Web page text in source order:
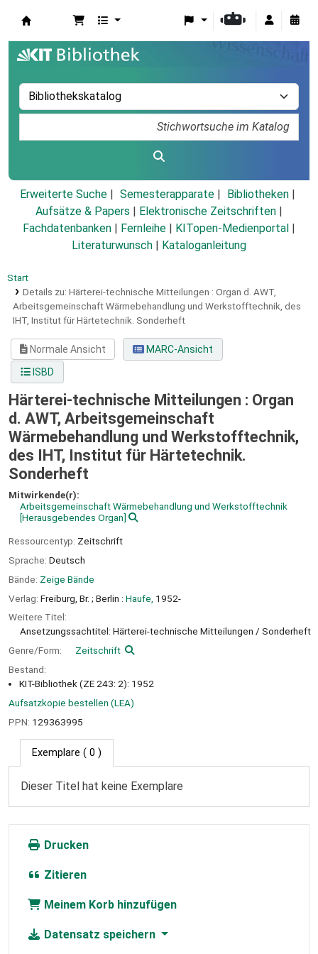
Erweiterte Suche Semesterapparate
Bibliotheken
Aufsätze & Papers
Elektronische Zeitschriften
Fachdatenbanken
Fernleihe KITopen-Medienportal
Literaturwunsch
Kataloganleitung
Start
Details zu: Härterei-technische Mitteilungen : Organ d. AWT,
Arbeitsgemeinschaft Wärmebehandlung und Werkstofftechnik, des
IHT, Institut für Härtetechnik. Sonderheft
Normale Ansicht
MARC-Ansicht
ISBD
Härterei-technische Mitteilungen : Organ
d. AWT, Arbeitsgemeinschaft
Wärmebehandlung und Werkstofftechnik,
des IHT, Institut für Härtetechnik.
Sonderheft
Mitwirkende(r):
Arbeitsgemeinschaft Wärmebehandlung und Werkstofftechnik
[Herausgebendes Organ]
Ressourcentyp: Zeitschrift
Sprache: Deutsch
Bände: Zeige Bände
Verlag: Freiburg, Br. ; Berlin : Haufe, 1952-
Weitere Titel:
Ansetzungssachtitel: Härterei-technische Mitteilungen / Sonderheft
Genre/Form:
Zeitschrift
Bestand:
KIT-Bibliothek (ZE 243: 2): 1952
Aufsatzkopie bestellen (LEA)
PPN: 129363995
Exemplare ( 0 )
Dieser Titel hat keine Exemplare
Drucken
Zitieren
Meinem Korb hinzufügen
Datensatz speichern